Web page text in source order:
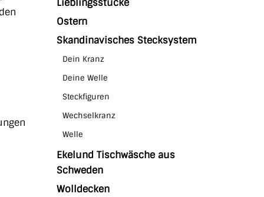
Lieblingsstücke
Ostern
Skandinavisches Stecksystem
Dein Kranz
Deine Welle
Steckfiguren
Wechselkranz
Welle
Ekelund Tischwäsche aus
Schweden
Wolldecken